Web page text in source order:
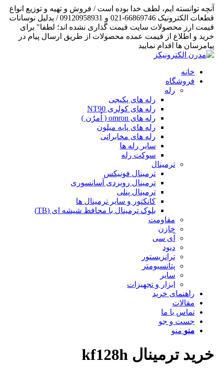
آنچه توانسته ایم، لطف خدا بوده است / فروش و تهیه و توزیع انواع
قطعات الکترونیک 66869746-021 و 09120958931 / بدلیل نوسانات
قیمت ارز محصولات سایت قیمت گذاری نشده اند؛ لطفا" برای
خرید و اطلاع از قیمت عمده محصولات از طریق ارسال پیام در
پیامرسان ها اقدام نمایید
خانه
فروشگاه
رله
رله های پکیجی
رله های کولری NT90
رله های omron ( اُمرُن )
رله های پایه میلون
رله های مخابراتی
سایر رله ها
سوکت رله
ترمینال
ترمینال فونیکس
ترمینال روبردی آسانسوری
ترمینال پنلی
کانکتور و سایر ترمینال ها
بلوک ترمینال با محافظ شیشه ای (TB)
مقاومت
خازن
آی سی
دیود
ترانزیستور
پتانسیومتر
سایر
ابزار و تجهیزات
راهنمای خرید
مقالات
تماس با ما
جست و جو
منو منو
خرید ترمینال kf128h